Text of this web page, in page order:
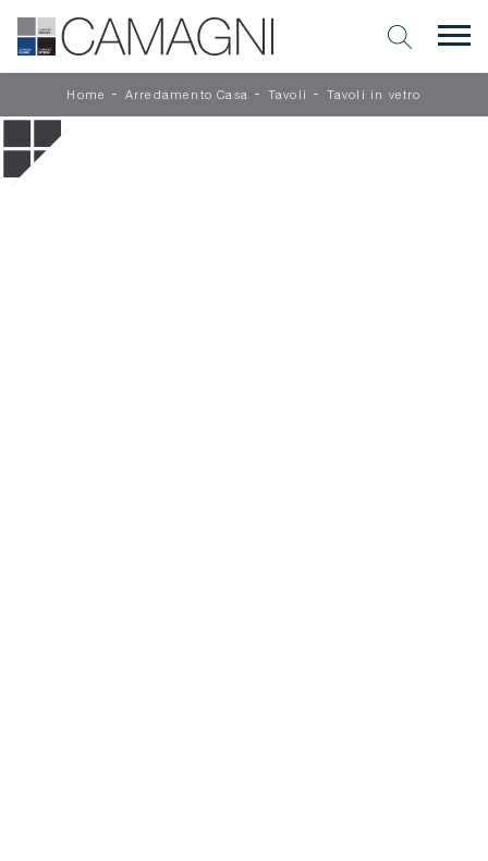
Home - Arredamento Casa - Tavoli - Tavoli in vetro